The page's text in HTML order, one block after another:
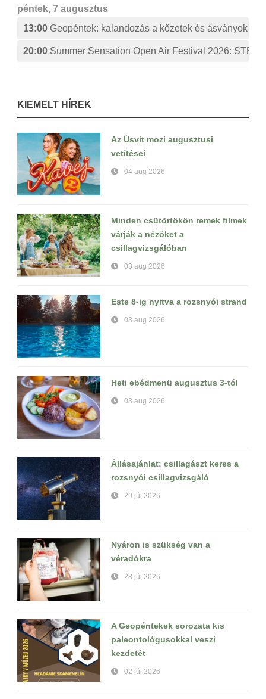
péntek, 7 augusztus
13:00 Geopéntek: kalandozás a kőzetek és ásványok
20:00 Summer Sensation Open Air Festival 2026:
KIEMELT HÍREK
Az Úsvit mozi augusztusi
vetítései
04 aug 2026
Minden csütörtökön remek filmek
várják a nézőket a
csillagvizsgálóban
03 aug 2026
Este 8-ig nyitva a rozsnyói strand
03 aug 2026
Heti ebédmenü augusztus 3-tól
03 aug 2026
Állásajánlat: csillagászt keres a
rozsnyói csillagvizsgáló
29 júl 2026
Nyáron is szükség van a
véradókra
28 júl 2026
A Geopéntekek sorozata kis
paleontológusokkal veszi
kezdetét
02 júl 2026